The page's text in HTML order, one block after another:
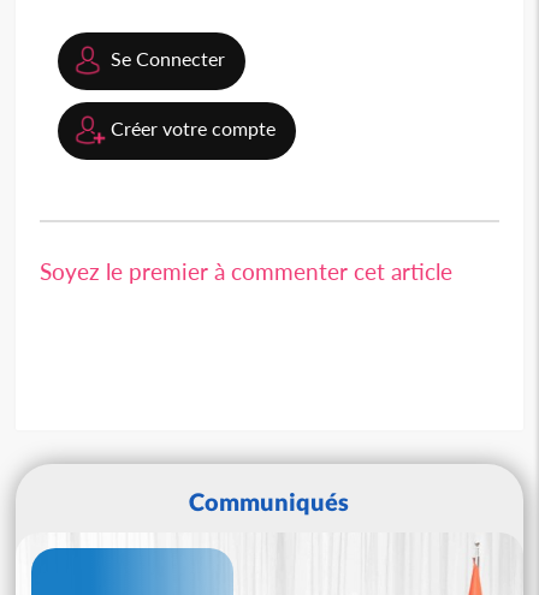
Se Connecter
Créer votre compte
Soyez le premier à commenter cet article
Communiqués